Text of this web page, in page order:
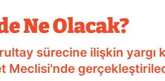
Ne Olacak?
sürecine ilişkin yargı